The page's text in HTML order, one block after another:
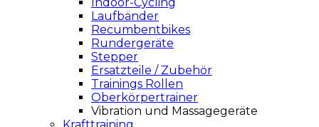
Laufbänder
Recumbentbikes
Rundergeräte
Stepper
Ersatzteile / Zubehör
Trainings Rollen
Oberkörpertrainer
Vibration und Massagegeräte